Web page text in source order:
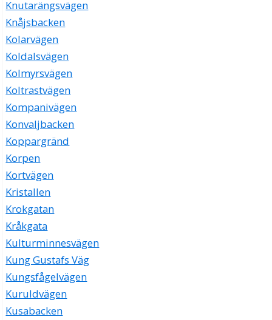
Knutarängsvägen
Knåjsbacken
Kolarvägen
Koldalsvägen
Kolmyrsvägen
Koltrastvägen
Kompanivägen
Konvaljbacken
Koppargränd
Korpen
Kortvägen
Kristallen
Krokgatan
Kråkgata
Kulturminnesvägen
Kung Gustafs Väg
Kungsfågelvägen
Kuruldvägen
Kusabacken